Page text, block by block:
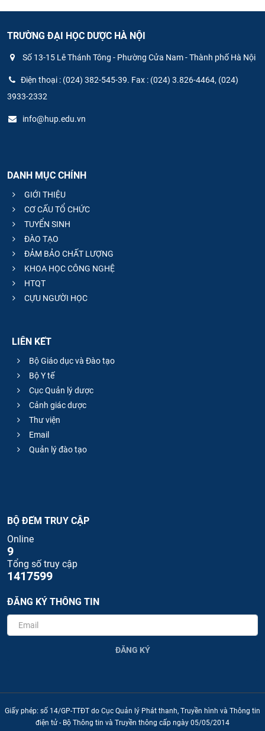
TRƯỜNG ĐẠI HỌC DƯỢC HÀ NỘI
Số 13-15 Lê Thánh Tông - Phường Cửa Nam - Thành phố Hà Nội
Điện thoại : (024) 382-545-39. Fax : (024) 3.826-4464, (024)
3933-2332
info@hup.edu.vn
DANH MỤC CHÍNH
GIỚI THIỆU
CƠ CẤU TỔ CHỨC
TUYỂN SINH
ĐÀO TẠO
ĐẢM BẢO CHẤT LƯỢNG
KHOA HỌC CÔNG NGHỆ
HTQT
CỰU NGƯỜI HỌC
LIÊN KẾT
Bộ Giáo dục và Đào tạo
Bộ Y tế
Cục Quản lý dược
Cảnh giác dược
Thư viện
Email
Quản lý đào tạo
BỘ ĐẾM TRUY CẬP
Online
9
Tổng số truy cập
1417599
ĐĂNG KÝ THÔNG TIN
ĐĂNG KÝ
Giấy phép: số 14/GP-TTĐT do Cục Quản lý Phát thanh, Truyền hình và Thông tin
điện tử - Bộ Thông tin và Truyền thông cấp ngày 05/05/2014